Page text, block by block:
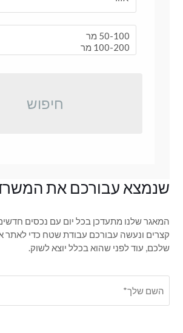
חיפוש
שנמצא עבורכם את
המאגר שלנו מתעדכן בכל יום עם נכסים
קצרים ונעשה עבורכם עבודת שטח כדי
שלכם, עוד לפני שהוא בכלל יוצא לשוק.